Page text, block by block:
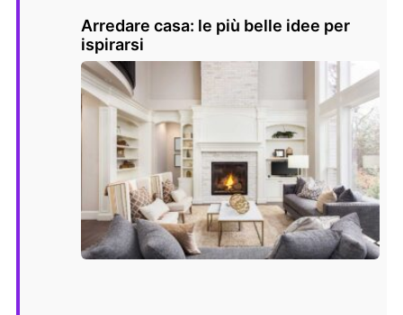
Arredare casa: le più belle idee per
ispirarsi